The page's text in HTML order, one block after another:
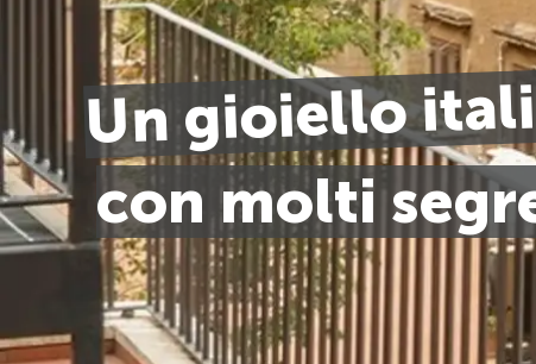
Un gioiello
con molti